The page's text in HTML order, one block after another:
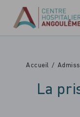
Accueil
La